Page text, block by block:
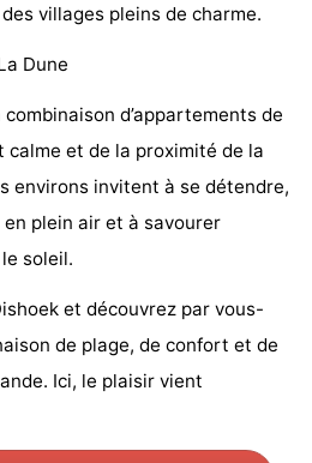
villages pleins de charme.
Dune
d’appartements de
calme et de la proximité de la
environs invitent à se détendre,
plein air et à savourer
soleil.
et découvrez par vous-
de plage, de confort et de
Ici, le plaisir vient